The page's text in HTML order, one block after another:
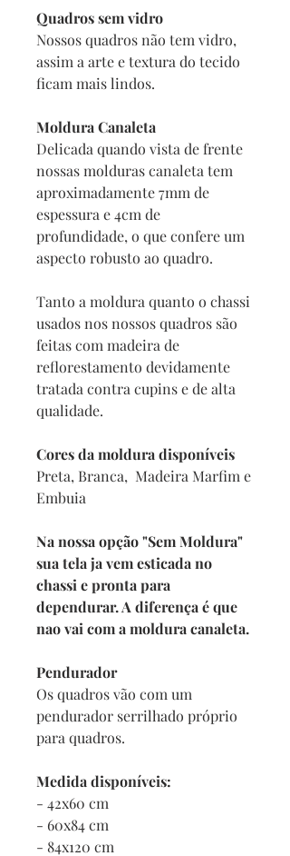
Quadros sem vidro
Nossos quadros não tem vidro,
assim a arte e textura do tecido
ficam mais lindos.
Moldura Canaleta
Delicada quando vista de frente
nossas molduras canaleta tem
aproximadamente 7mm de
espessura e 4cm de
profundidade, o que confere um
aspecto robusto ao quadro.
Tanto a moldura quanto o chassi
usados nos nossos quadros são
feitas com madeira de
reflorestamento devidamente
tratada contra cupins e de alta
qualidade.
Cores da moldura disponíveis
Preta, Branca, Madeira Marfim e
Embuia
Na nossa opção "Sem Moldura"
sua tela ja vem esticada no
chassi e pronta para
dependurar. A diferença é que
nao vai com a moldura canaleta.
Pendurador
Os quadros vão com um
pendurador serrilhado próprio
para quadros.
Medida disponíveis:
- 42x60 cm
- 60x84 cm
- 84x120 cm